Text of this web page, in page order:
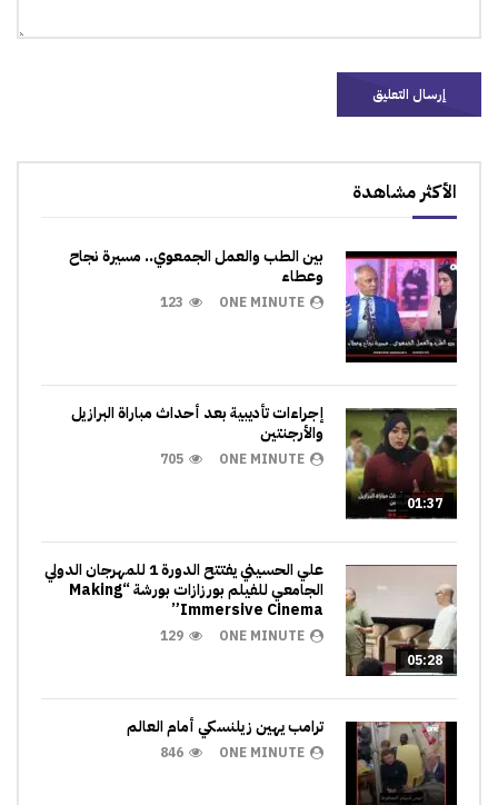
الأكثر مشاهدة
بين الطب والعمل الجمعوي.. مسيرة نجاح
وعطاء
ONE MINUTE
123
01:37
إجراءات تأديبية بعد أحداث مباراة البرازيل
والأرجنتين
ONE MINUTE
705
05:28
علي الحسيني يفتتح الدورة 1 للمهرجان الدولي
الجامعي للفيلم بورزازات بورشة “Making
Immersive Cinema”
ONE MINUTE
129
ترامب يهين زيلنسكي أمام العالم
ONE MINUTE
846